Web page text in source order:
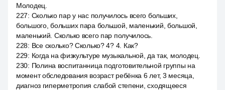
Молодец.
227: Сколько пар у нас получилось всего больших,
большого, больших пара большой, маленький, большой,
маленький. Сколько всего пар получилось.
228: Все сколько? Сколько? 4? 4. Как?
229: Когда на физкультуре музыкальной, да так, молодец.
230: Полина воспитанница подготовительной группы на
момент обследования возраст ребёнка 6 лет, 3 месяца,
диагноз гиперметропия слабой степени, сходящееся